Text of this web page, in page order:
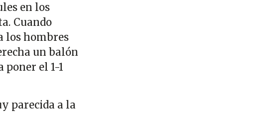
en los
Cuando
los hombres
un balón
poner el 1-1
parecida a la